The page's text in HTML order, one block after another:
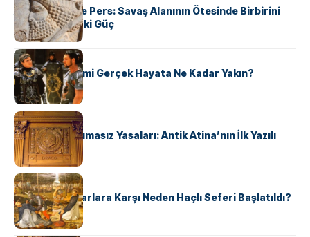
Antik Yunan ve Pers: Savaş Alanının Ötesinde Birbirini
Şekillendiren İki Güç
KÜLTÜR
‘Gladiator’ Filmi Gerçek Hayata Ne Kadar Yakın?
KÜLTÜR
Draco’nun Acımasız Yasaları: Antik Atina’nın İlk Yazılı
Hukuk Kodu
KÜLTÜR
Avrupalı ​​Katharlara Karşı Neden Haçlı Seferi Başlatıldı?